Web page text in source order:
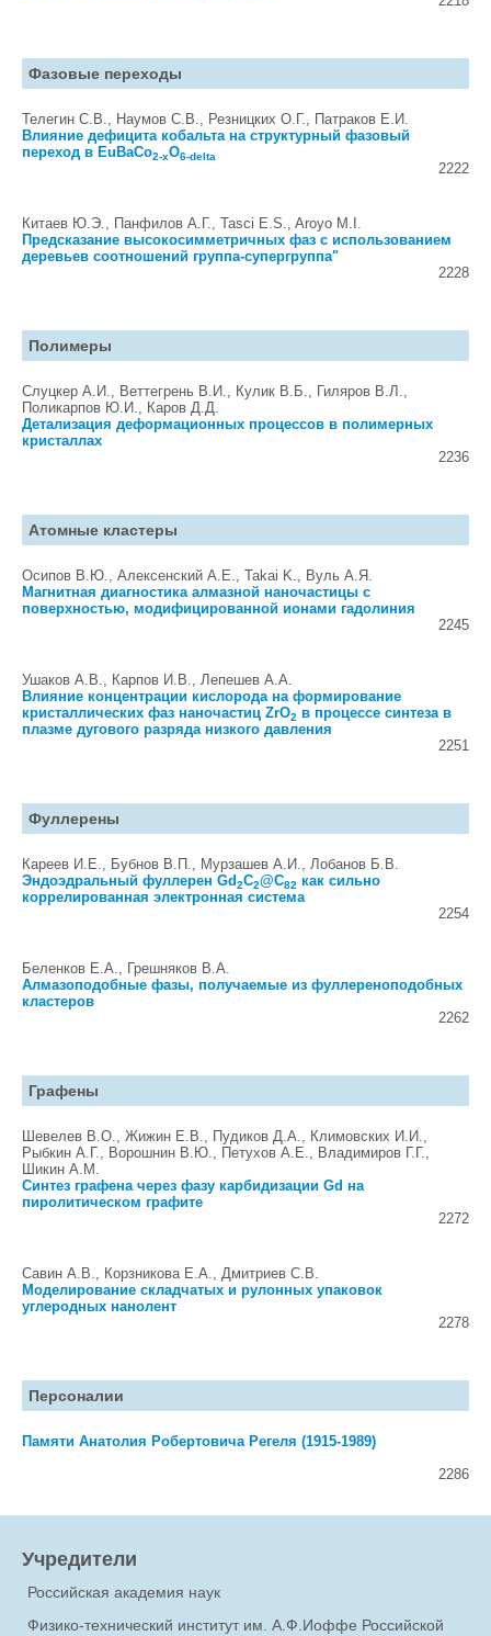
Фазовые переходы
Телегин С.В., Наумов С.В., Резницких О.Г., Патраков Е.И.
Влияние дефицита кобальта на структурный фазовый
переход в EuBaCo2-xO6-delta
2222
Китаев Ю.Э., Панфилов А.Г., Tasci E.S., Aroyo M.I.
Предсказание высокосимметричных фаз с использованием
деревьев соотношений группа-супергруппа"
2228
Полимеры
Слуцкер А.И., Веттегрень В.И., Кулик В.Б., Гиляров В.Л.,
Поликарпов Ю.И., Каров Д.Д.
Детализация деформационных процессов в полимерных
кристаллах
2236
Атомные кластеры
Осипов В.Ю., Алексенский А.Е., Takai K., Вуль А.Я.
Магнитная диагностика алмазной наночастицы с
поверхностью, модифицированной ионами гадолиния
2245
Ушаков А.В., Карпов И.В., Лепешев А.А.
Влияние концентрации кислорода на формирование
кристаллических фаз наночастиц ZrO2 в процессе синтеза в
плазме дугового разряда низкого давления
2251
Фуллерены
Кареев И.Е., Бубнов В.П., Мурзашев А.И., Лобанов Б.В.
Эндоэдральный фуллерен Gd2C2@C82 как сильно
коррелированная электронная система
2254
Беленков Е.А., Грешняков В.А.
Алмазоподобные фазы, получаемые из фуллереноподобных
кластеров
2262
Графены
Шевелев В.О., Жижин Е.В., Пудиков Д.А., Климовских И.И.,
Рыбкин А.Г., Ворошнин В.Ю., Петухов А.Е., Владимиров Г.Г.,
Шикин А.М.
Синтез графена через фазу карбидизации Gd на
пиролитическом графите
2272
Савин А.В., Корзникова Е.А., Дмитриев С.В.
Моделирование складчатых и рулонных упаковок
углеродных нанолент
2278
Персоналии
Памяти Анатолия Робертовича Регеля (1915-1989)
2286
Учредители
Российская академия наук
Физико-технический институт им. А.Ф.Иоффе Российской